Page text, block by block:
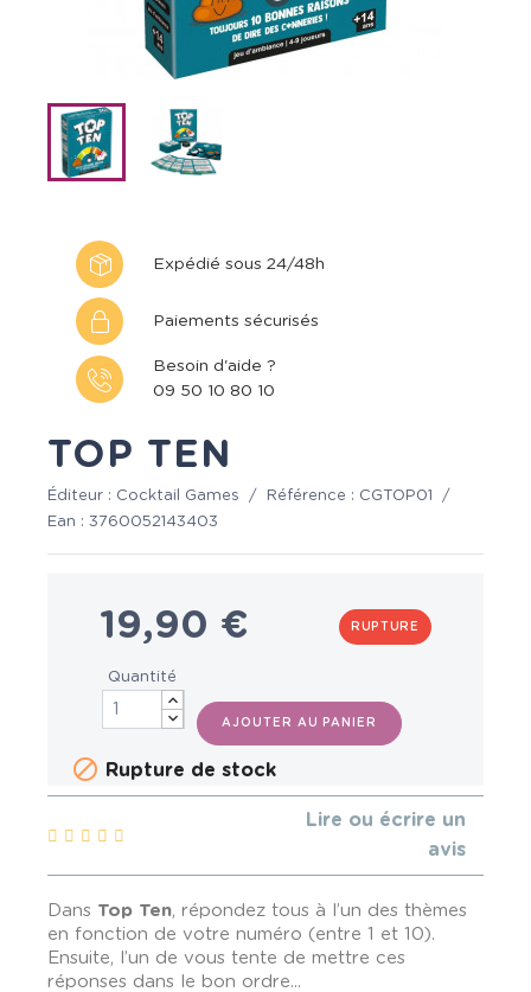
Expédié sous 24/48h
Paiements sécurisés
Besoin d'aide ?
09 50 10 80 10
TOP TEN
Éditeur : Cocktail Games / Référence : CGTOP01
/
Ean : 3760052143403
19,90 € RUPTURE
Quantité
AJOUTER AU PANIER
 Rupture de stock
Lire ou écrire un
avis
Dans Top Ten, répondez tous à l’un des thèmes
en fonction de votre numéro (entre 1 et 10).
Ensuite, l’un de vous tente de mettre ces
réponses dans le bon ordre...